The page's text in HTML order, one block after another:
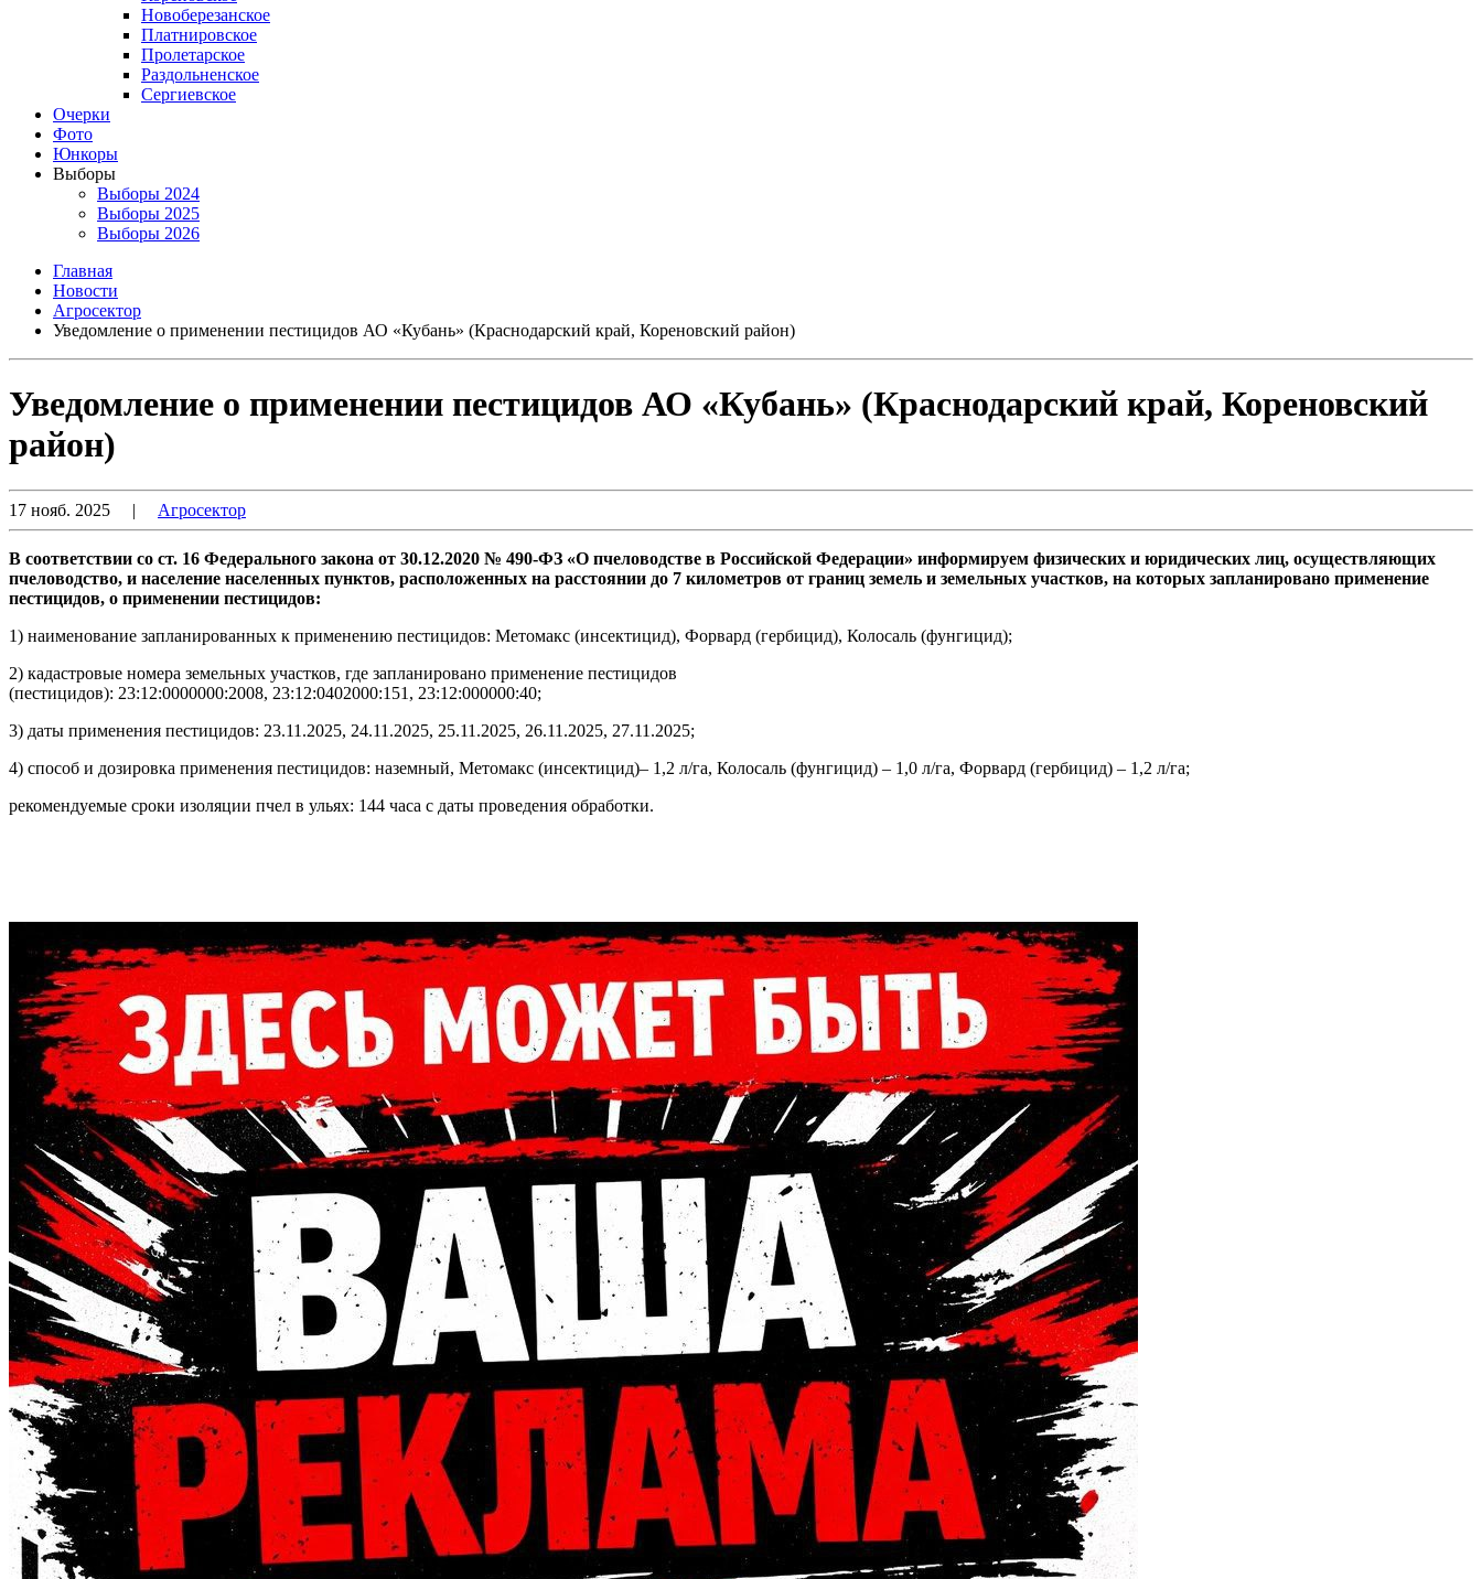
Новоберезанское
Платнировское
Пролетарское
Раздольненское
Сергиевское
Очерки
Фото
Юнкоры
Выборы
Выборы 2024
Выборы 2025
Выборы 2026
Главная
Новости
Агросектор
Уведомление о применении пестицидов АО «Кубань» (Краснодарский край, Кореновский район)
Уведомление о применении пестицидов АО «Кубань» (Краснодарский край, Кореновский
район)
17 нояб. 2025 | Агросектор
В соответствии со ст. 16 Федерального закона от 30.12.2020 № 490-ФЗ «О пчеловодстве в Российской Федерации» информируем физических и юридических лиц, осуществляющих
пчеловодство, и население населенных пунктов, расположенных на расстоянии до 7 километров от границ земель и земельных участков, на которых запланировано применение
пестицидов, о применении пестицидов:
1) наименование запланированных к применению пестицидов: Метомакс (инсектицид), Форвард (гербицид), Колосаль (фунгицид);
2) кадастровые номера земельных участков, где запланировано применение пестицидов
(пестицидов): 23:12:0000000:2008, 23:12:0402000:151, 23:12:000000:40;
3) даты применения пестицидов: 23.11.2025, 24.11.2025, 25.11.2025, 26.11.2025, 27.11.2025;
4) способ и дозировка применения пестицидов: наземный, Метомакс (инсектицид)– 1,2 л/га, Колосаль (фунгицид) – 1,0 л/га, Форвард (гербицид) – 1,2 л/га;
рекомендуемые сроки изоляции пчел в ульях: 144 часа с даты проведения обработки.